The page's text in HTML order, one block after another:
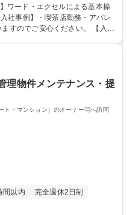
望、お困り事、修繕の対応 ・賃
契約管理 ・市場ニーズ等、不動
物の改変を伴う業務は含まない
ワード・エクセルによる基本操
社事例】・喫茶店勤務・アパレ
でご安心ください。 【入社
展開している為、入社後のキャ
】・3か月単位で査定をしてお
許普通自動車 宅地建物取引士
理物件メンテナンス・提
ト・マンション）のオーナー宅へ訪問
間以内 完全週休2日制